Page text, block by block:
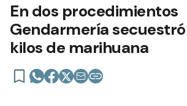
En dos procedimientos
Gendarmería secuestró
kilos de marihuana